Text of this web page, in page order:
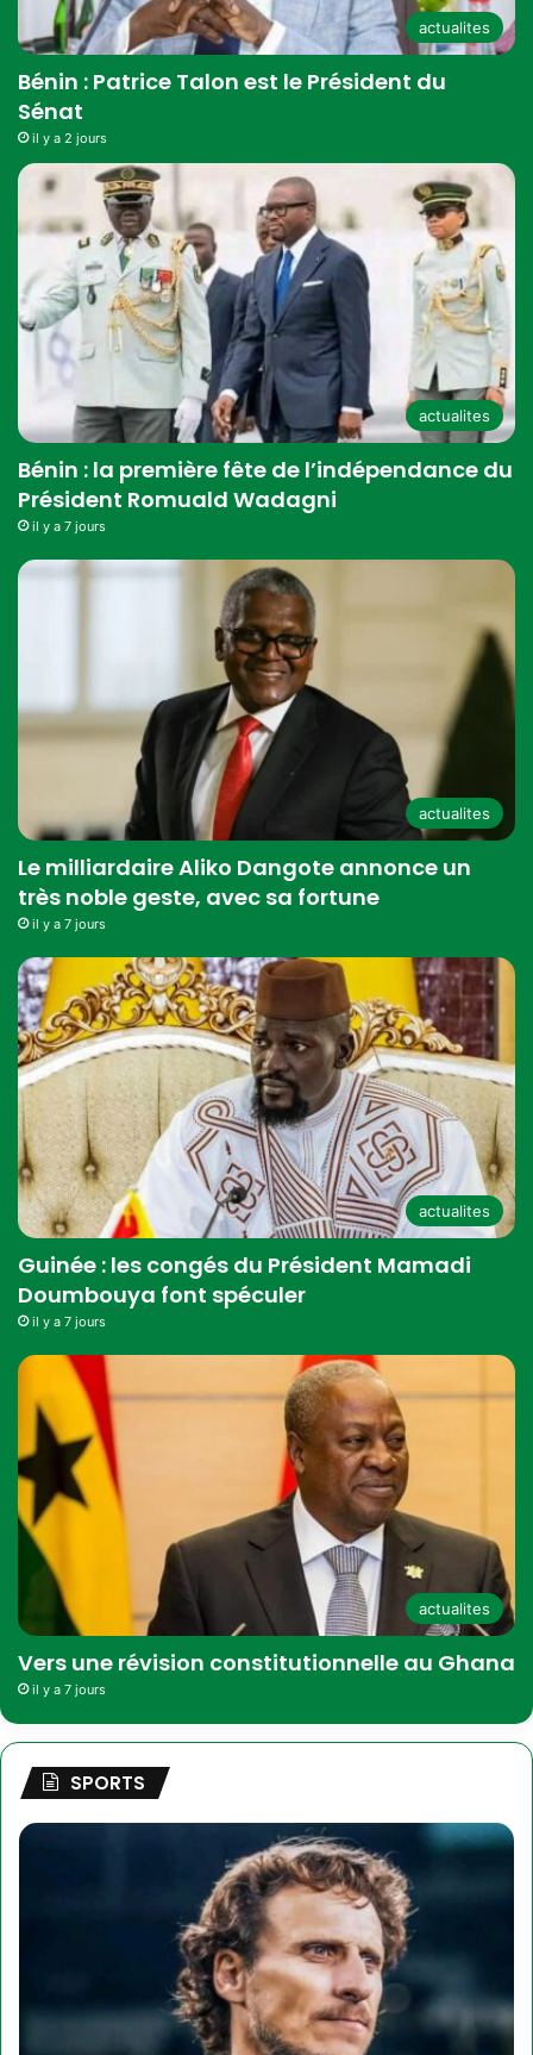
actualites
Bénin : Patrice Talon est le Président du
Sénat
il y a 2 jours
actualites
Bénin : la première fête de l’indépendance du
Président Romuald Wadagni
il y a 7 jours
actualites
Le milliardaire Aliko Dangote annonce un
très noble geste, avec sa fortune
il y a 7 jours
actualites
Guinée : les congés du Président Mamadi
Doumbouya font spéculer
il y a 7 jours
actualites
Vers une révision constitutionnelle au Ghana
il y a 7 jours
SPORTS